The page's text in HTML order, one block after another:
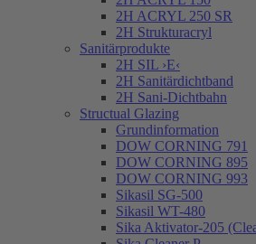
2H ACRYL 250 SR
2H Strukturacryl
Sanitärprodukte
2H SIL ›E‹
2H Sanitärdichtband
2H Sani-Dichtbahn
Structual Glazing
Grundinformation
DOW CORNING 791
DOW CORNING 895
DOW CORNING 993
Sikasil SG-500
Sikasil WT-480
Sika Aktivator-205